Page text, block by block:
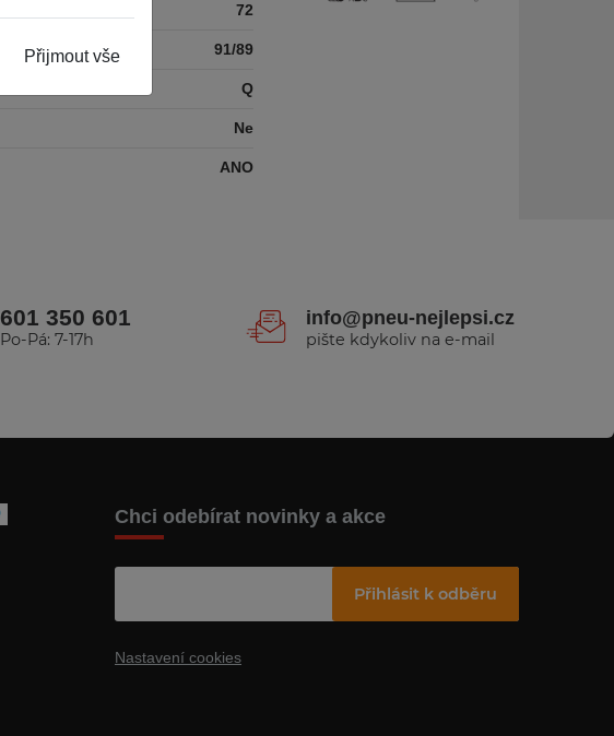
72
91/89
Q
Ne
ANO
Přijmout vše
601 350 601
Po-Pá: 7-17h
info@pneu-nejlepsi.cz
pište kdykoliv na e-mail
Chci odebírat novinky a akce
Přihlásit k odběru
Nastavení cookies